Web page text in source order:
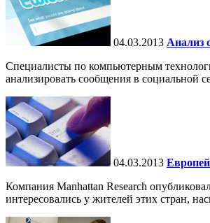
04.03.2013 Анализ
Специалисты по компьютерным
анализировать сообщения в социальной
04.03.2013
Компания Manhattan Research
интересовались у жителей этих стран,